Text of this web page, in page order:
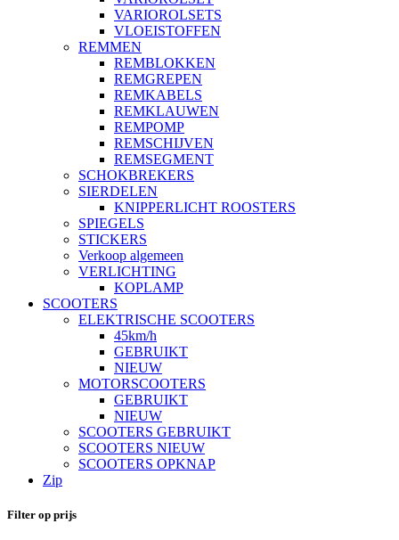
VARIOROLSETS
VLOEISTOFFEN
REMMEN
REMBLOKKEN
REMGREPEN
REMKABELS
REMKLAUWEN
REMPOMP
REMSCHIJVEN
REMSEGMENT
SCHOKBREKERS
SIERDELEN
KNIPPERLICHT ROOSTERS
SPIEGELS
STICKERS
Verkoop algemeen
VERLICHTING
KOPLAMP
SCOOTERS
ELEKTRISCHE SCOOTERS
45km/h
GEBRUIKT
NIEUW
MOTORSCOOTERS
GEBRUIKT
NIEUW
SCOOTERS GEBRUIKT
SCOOTERS NIEUW
SCOOTERS OPKNAP
Zip
Filter op prijs